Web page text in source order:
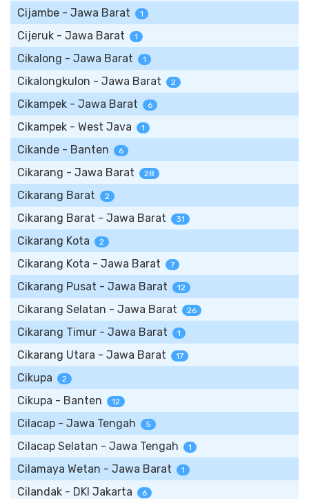
Cijambe - Jawa Barat 1
Cijeruk - Jawa Barat 1
Cikalong - Jawa Barat 1
Cikalongkulon - Jawa Barat 2
Cikampek - Jawa Barat 6
Cikampek - West Java 1
Cikande - Banten 6
Cikarang - Jawa Barat 28
Cikarang Barat 2
Cikarang Barat - Jawa Barat 31
Cikarang Kota 2
Cikarang Kota - Jawa Barat 7
Cikarang Pusat - Jawa Barat 12
Cikarang Selatan - Jawa Barat 26
Cikarang Timur - Jawa Barat 1
Cikarang Utara - Jawa Barat 17
Cikupa 2
Cikupa - Banten 12
Cilacap - Jawa Tengah 5
Cilacap Selatan - Jawa Tengah 1
Cilamaya Wetan - Jawa Barat 1
Cilandak - DKI Jakarta 6